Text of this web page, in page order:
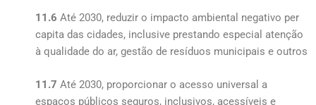
11.6 Até 2030, reduzir o impacto ambiental negativo per
capita das cidades, inclusive prestando especial atenção
à qualidade do ar, gestão de resíduos municipais e outros
11.7 Até 2030, proporcionar o acesso universal a
espaços públicos seguros, inclusivos, acessíveis e